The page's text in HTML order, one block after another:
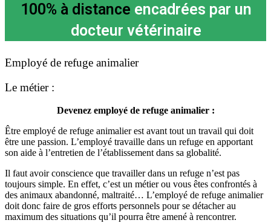
100% à distance encadrées par un
docteur vétérinaire
Employé de refuge animalier
Le métier :
Devenez employé de refuge animalier :
Être employé de refuge animalier est avant tout un travail qui doit
être une passion. L’employé travaille dans un refuge en apportant
son aide à l’entretien de l’établissement dans sa globalité.
Il faut avoir conscience que travailler dans un refuge n’est pas
toujours simple. En effet, c’est un métier ou vous êtes confrontés à
des animaux abandonné, maltraité… L’employé de refuge animalier
doit donc faire de gros efforts personnels pour se détacher au
maximum des situations qu’il pourra être amené à rencontrer.